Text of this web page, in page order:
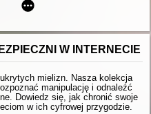
autyzmu
W INTERNECIE
mielizn. Nasza kolekcja
manipulację i odnaleźć
Dowiedz się, jak chronić swoje
w ich cyfrowej przygodzie.